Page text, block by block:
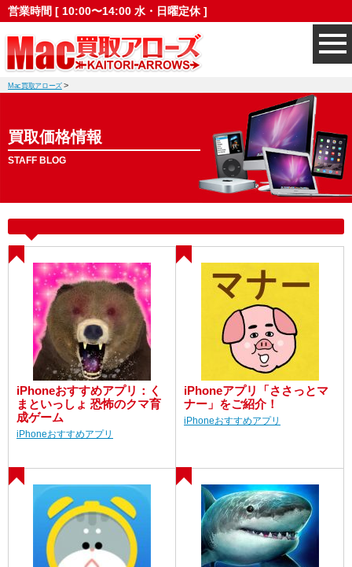
営業時間 [ 10:00〜14:00 水・日曜定休 ]
Mac買取アローズ >
買取価格情報
STAFF BLOG
iPhoneおすすめアプリ：く
まといっしょ 恐怖のクマ育
成ゲーム
iPhoneおすすめアプリ
iPhoneアプリ「ささっとマ
ナー」をご紹介！
iPhoneおすすめアプリ